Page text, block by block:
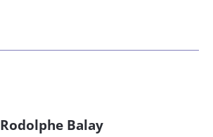
Rodolphe Balay